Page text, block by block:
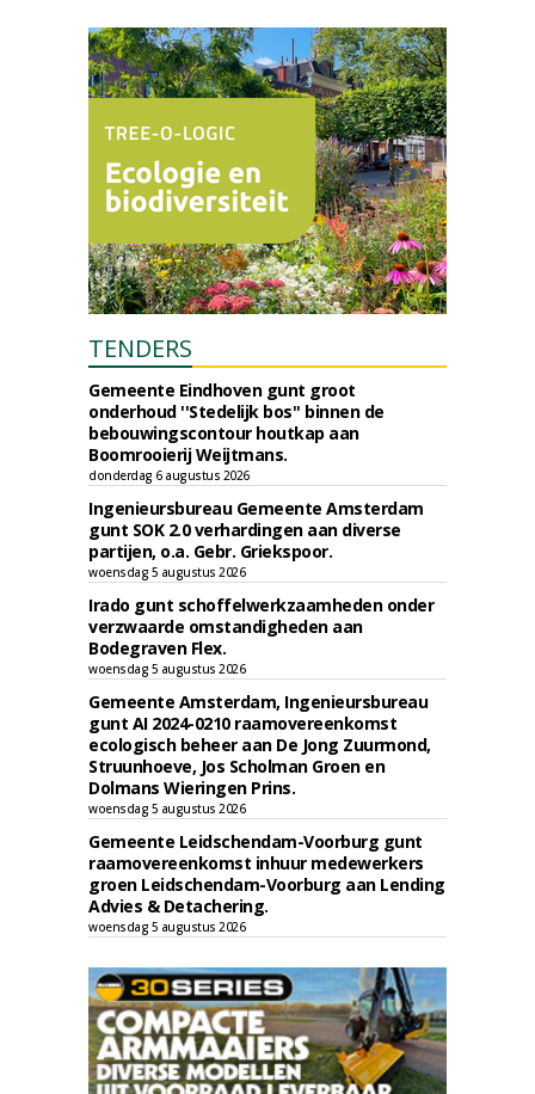
TENDERS
Gemeente Eindhoven gunt groot
onderhoud ''Stedelijk bos'' binnen de
bebouwingscontour houtkap aan
Boomrooierij Weijtmans.
donderdag 6 augustus 2026
Ingenieursbureau Gemeente Amsterdam
gunt SOK 2.0 verhardingen aan diverse
partijen, o.a. Gebr. Griekspoor.
woensdag 5 augustus 2026
Irado gunt schoffelwerkzaamheden onder
verzwaarde omstandigheden aan
Bodegraven Flex.
woensdag 5 augustus 2026
Gemeente Amsterdam, Ingenieursbureau
gunt AI 2024-0210 raamovereenkomst
ecologisch beheer aan De Jong Zuurmond,
Struunhoeve, Jos Scholman Groen en
Dolmans Wieringen Prins.
woensdag 5 augustus 2026
Gemeente Leidschendam-Voorburg gunt
raamovereenkomst inhuur medewerkers
groen Leidschendam-Voorburg aan Lending
Advies & Detachering.
woensdag 5 augustus 2026